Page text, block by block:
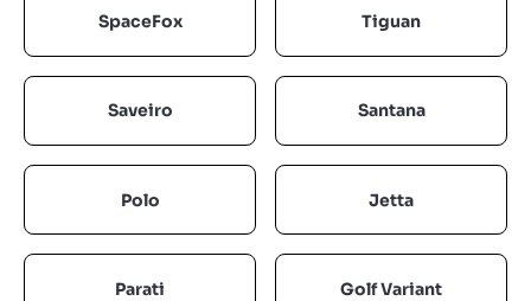
SpaceFox Tiguan
Saveiro Santana
Polo Jetta
Parati Golf Variant